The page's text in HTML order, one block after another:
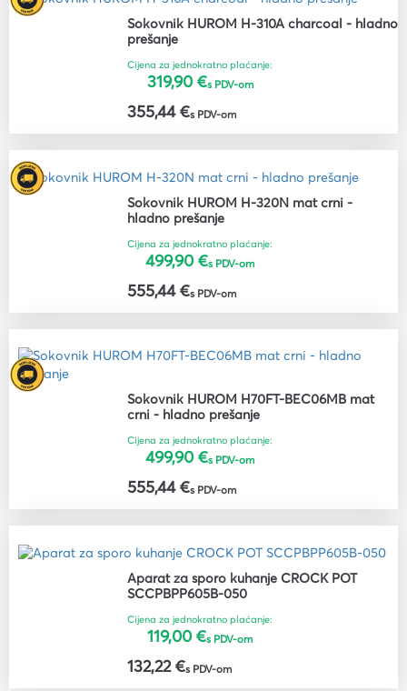
Sokovnik HUROM H-310A charcoal - hladno
prešanje
Cijena za jednokratno plaćanje:
319,90 €s PDV-om
355,44 €s PDV-om
Sokovnik HUROM H-320N mat crni -
hladno prešanje
Cijena za jednokratno plaćanje:
499,90 €s PDV-om
555,44 €s PDV-om
Sokovnik HUROM H70FT-BEC06MB mat
crni - hladno prešanje
Cijena za jednokratno plaćanje:
499,90 €s PDV-om
555,44 €s PDV-om
Aparat za sporo kuhanje CROCK POT
SCCPBPP605B-050
Cijena za jednokratno plaćanje:
119,00 €s PDV-om
132,22 €s PDV-om